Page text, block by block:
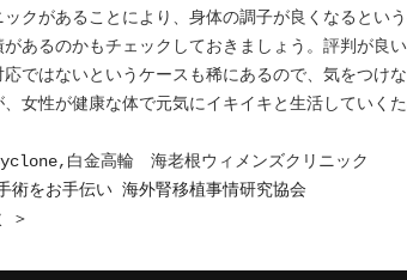
クがあることにより、身体の調子が良くなるとい
あるのかもチェックしておきましょう。評判が良
ではないというケースも稀にあるので、気をつけ
女性が健康な体で元気にイキイキと生活していく
,白金高輪 海老根ウィメンズクリニック
術をお手伝い 海外腎移植事情研究協会
＞